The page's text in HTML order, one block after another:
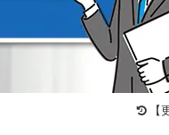
【